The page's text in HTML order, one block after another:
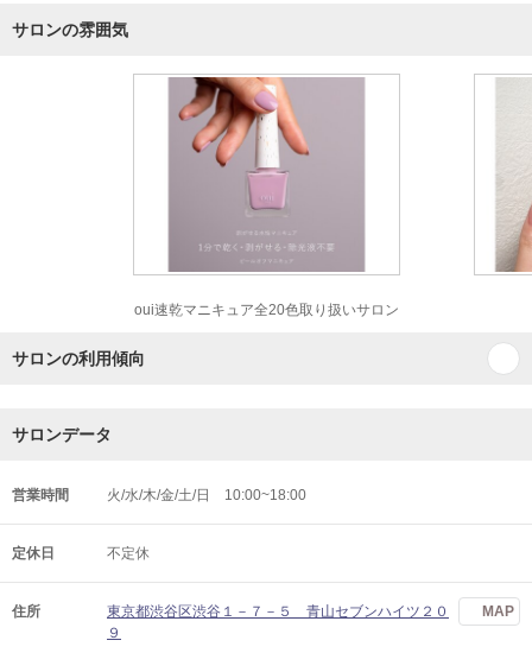
サロンの雰囲気
oui速乾マニキュア全20色取り扱いサロン
サロンの利用傾向
サロンデータ
営業時間 火/水/木/金/土/日 10:00~18:00
定休日 不定休
住所
東京都渋谷区渋谷１－７－５ 青山セブンハイツ２０
９
MAP